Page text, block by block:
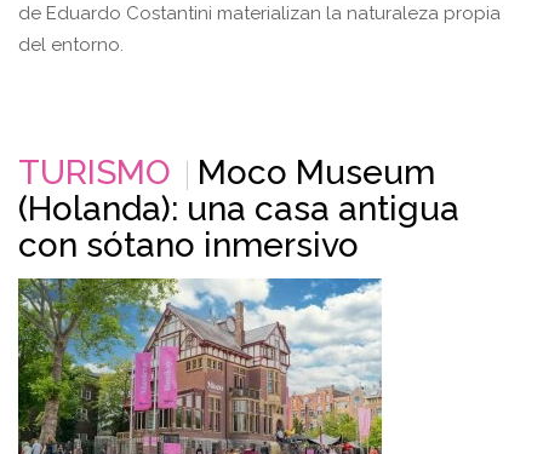
de Eduardo Costantini materializan la naturaleza propia
del entorno.
TURISMO
Moco Museum
(Holanda): una casa antigua
con sótano inmersivo